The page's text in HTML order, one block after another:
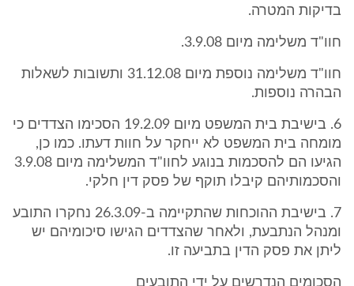
בדיקות המטרה.
חוו"ד משלימה מיום 3.9.08.
חוו"ד משלימה נוספת מיום 31.12.08 ותשובות לשאלות
הבהרה נוספות.
6. בישיבת בית המשפט מיום 19.2.09 הסכימו הצדדים כי
מומחה בית המשפט לא ייחקר על חוות דעתו. כמו כן,
הגיעו הם להסכמות בנוגע לחוו"ד המשלימה מיום 3.9.08
והסכמותיהם קיבלו תוקף של פסק דין חלקי.
7. בישיבת ההוכחות שהתקיימה ב-26.3.09 נחקרו התובע
ומנהל הנתבעת, ולאחר שהצדדים הגישו סיכומיהם יש
ליתן את פסק הדין בתביעה זו.
הסכומים הנדרשים על ידי התובעים